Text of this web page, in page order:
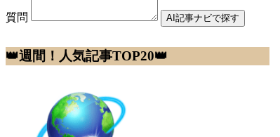
質問 AI記事ナビで探す
👑週間！人気記事TOP20👑